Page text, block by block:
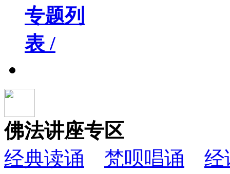
专题列
表 /
佛法讲座专区
经典读诵
梵呗唱诵
经